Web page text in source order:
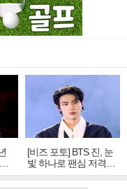
라
[비즈 포토] BTS 진, 눈
빛 하나로 팬심 저격…
독보적 카리스마